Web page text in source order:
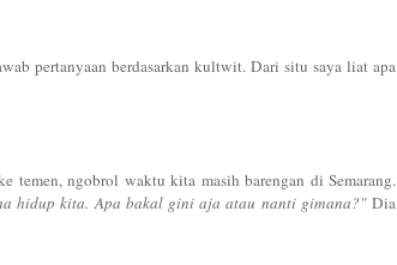
pertanyaan berdasarkan kultwit. Dari situ saya liat apa
temen, ngobrol waktu kita masih barengan di Semarang.
hidup kita. Apa bakal gini aja atau nanti gimana?"Dia